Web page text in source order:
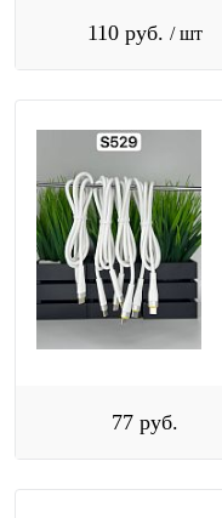
110 руб. / шт
77 руб.